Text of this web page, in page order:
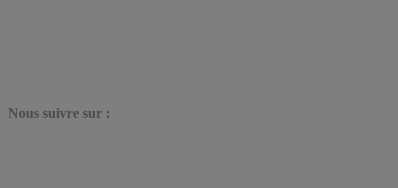
Nous suivre sur :